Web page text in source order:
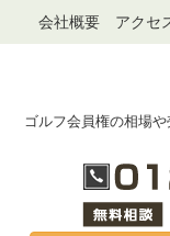
会社概要 アクセ
ゴルフ会員権の相場